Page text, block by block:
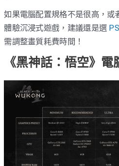
如果電腦配置規格不是很高，或
體驗沉浸式遊戲，建議還是選
需調整畫質耗費時間！
《黑神話：悟空》